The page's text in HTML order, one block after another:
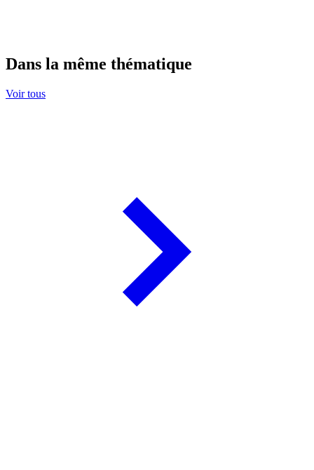
Dans la même thématique
Voir tous